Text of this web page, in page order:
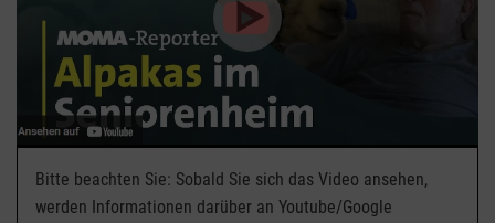
Bitte beachten Sie: Sobald Sie sich das Video ansehen,
werden Informationen darüber an Youtube/Google